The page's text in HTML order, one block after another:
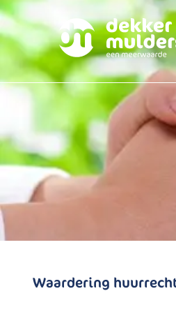
Waardering